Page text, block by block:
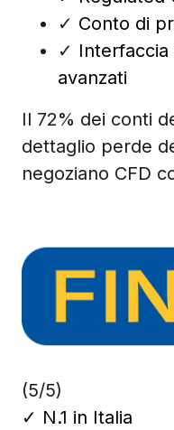
✓ Conto di
✓
avanzati
Il 72% dei conti
dettaglio perde
negoziano CFD
(5/5)
✓ N.1 in Italia